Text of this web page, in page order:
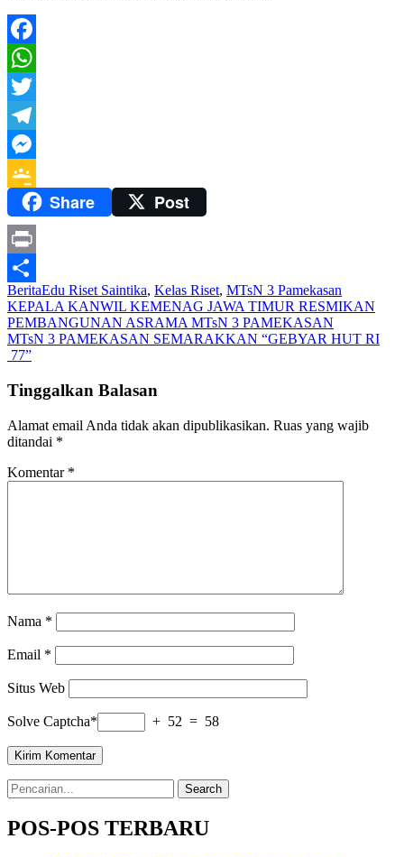
Facebook
WhatsApp
Twitter
Telegram
Messenger
Google
Classroom
Share Post
Print
Share
BeritaEdu Riset Saintika, Kelas Riset, MTsN 3 Pamekasan
Navigasi
pos
KEPALA KANWIL KEMENAG JAWA TIMUR RESMIKAN
PEMBANGUNAN ASRAMA MTsN 3 PAMEKASAN
MTsN 3 PAMEKASAN SEMARAKKAN “GEBYAR HUT RI
77”
Tinggalkan Balasan
Alamat email Anda tidak akan dipublikasikan. Ruas yang wajib
ditandai *
Komentar *
Nama *
Email *
Situs Web
Solve Captcha* + 52 = 58
Search
for:
POS-POS TERBARU